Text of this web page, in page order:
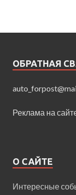
ОБРАТНАЯ
Реклама на
О САЙТЕ
Интересные